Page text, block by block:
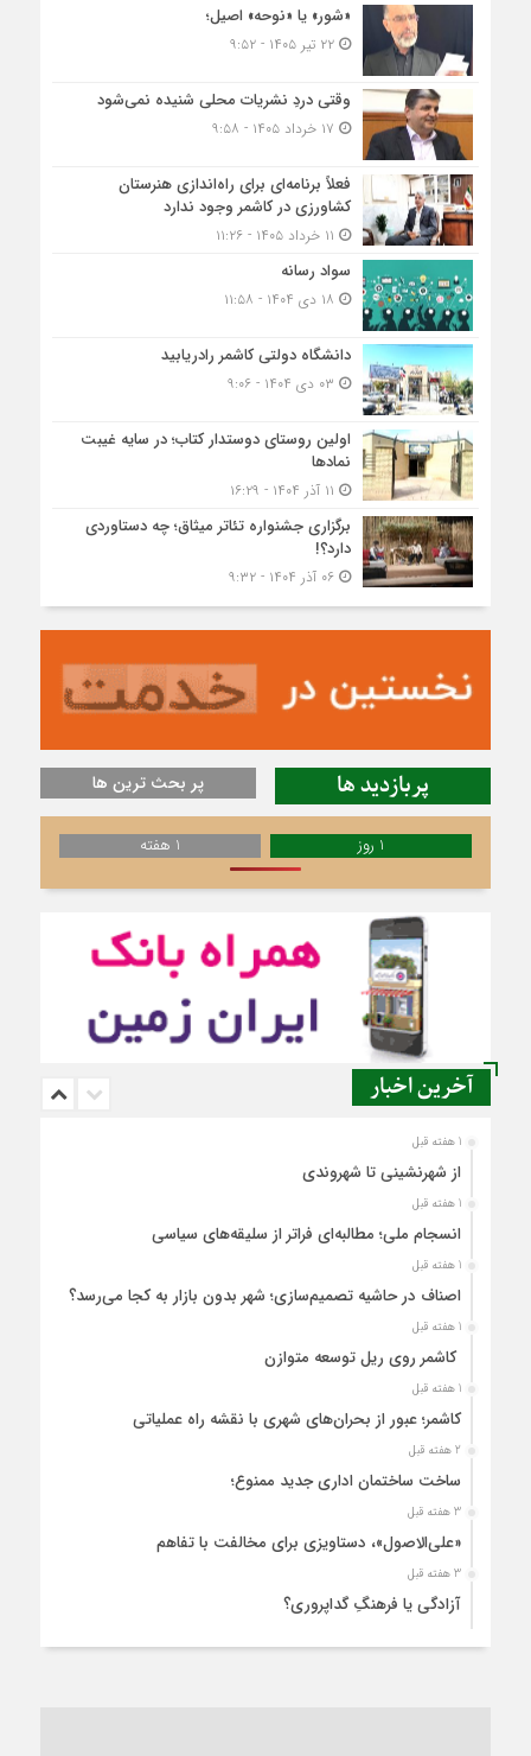
«شور» یا «نوحه» اصیل؛
۲۲ تیر ۱۴۰۵ - ۹:۵۲
وقتی دردِ نشریات محلی شنیده نمی‌شود
فعلاً برنامه‌ای برای راه‌اندازی هنرستان
کشاورزی در کاشمر وجود ندارد
سواد رسانه
دانشگاه دولتی کاشمر‌ رادریابید
اولین روستای دوستدار کتاب؛ در سایه غیبت
نمادها
برگزاری جشنواره تئاتر میثاق؛ چه دستاوردی
دارد؟!
۰۶ آذر ۱۴۰۴ - ۹:۳۲
پربازدید ها پر بحث ترین ها
1 روز 1 هفته
آخرین اخبار
1 هفته قبل
از شهرنشینی تا شهروندی
1 هفته قبل
انسجام ملی؛ مطالبه‌ای فراتر از سلیقه‌های سیاسی
1 هفته قبل
اصناف در حاشیه تصمیم‌سازی؛ شهر بدون بازار به کجا می‌رسد؟
1 هفته قبل
کاشمر روی ریل توسعه متوازن
1 هفته قبل
کاشمر؛ عبور از بحران‌های شهری با نقشه راه عملیاتی
2 هفته قبل
ساخت ساختمان اداری جدید ممنوع؛
3 هفته قبل
«علی‌الاصول»، دستاویزی برای مخالفت با تفاهم
3 هفته قبل
آزادگی یا فرهنگِ گداپروری؟